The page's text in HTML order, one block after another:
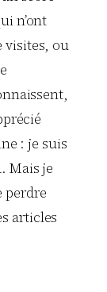
n’ont
visites, ou
: je suis
Mais je
perdre
articles